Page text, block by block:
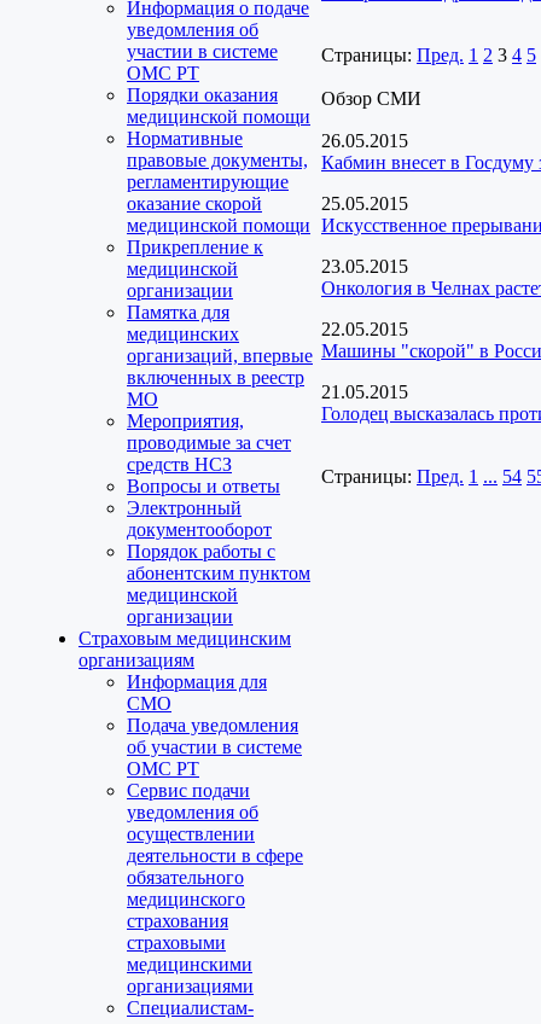
Информация о подаче
уведомления об
участии в системе
ОМС РТ
Порядки оказания
медицинской помощи
Нормативные
правовые документы,
регламентирующие
оказание скорой
медицинской помощи
Прикрепление к
медицинской
организации
Памятка для
медицинских
организаций, впервые
включенных в реестр
МО
Мероприятия,
проводимые за счет
средств НСЗ
Вопросы и ответы
Электронный
документооборот
Порядок работы с
абонентским пунктом
медицинской
организации
Страховым медицинским
организациям
Информация для
СМО
Подача уведомления
об участии в системе
ОМС РТ
Сервис подачи
уведомления об
осуществлении
деятельности в сфере
обязательного
медицинского
страхования
страховыми
медицинскими
организациями
Специалистам-
Страницы: Пред. 1 2 3 4 5
Обзор СМИ
26.05.2015
Кабмин внесет в
25.05.2015
Искусственное
23.05.2015
Онкология в Челнах
22.05.2015
Машины "скорой" в
21.05.2015
Голодец высказалась
Страницы: Пред. 1 ... 54